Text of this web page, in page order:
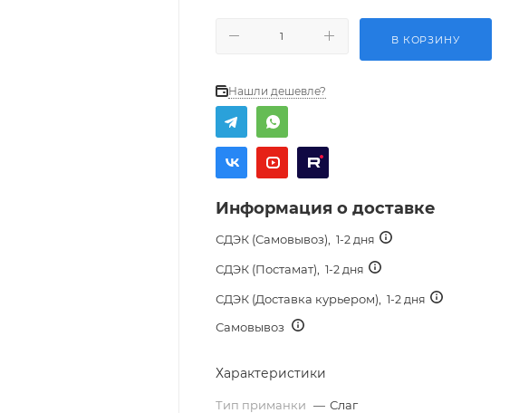
В КОРЗИНУ
Нашли дешевле?
Информация о доставке
СДЭК (Самовывоз), 1-2 дня
СДЭК (Постамат), 1-2 дня
СДЭК (Доставка курьером), 1-2 дня
Самовывоз
Характеристики
Тип приманки — Слаг